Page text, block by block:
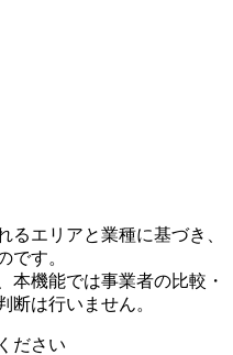
エリアと業種に基づき、
です。
本機能では事業者の比較・
断は行いません。
ださい